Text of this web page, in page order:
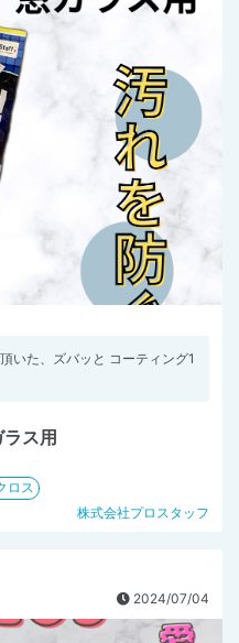
いた、ズバッと コーティング1
ス用
ロス
株式会社プロスタッフ
2024/07/04